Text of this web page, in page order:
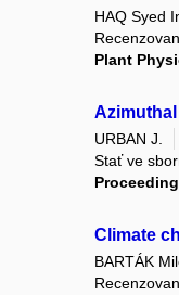
HAQ Syed
Plant
URBAN J.
Stať ve
Climate
BARTÁK